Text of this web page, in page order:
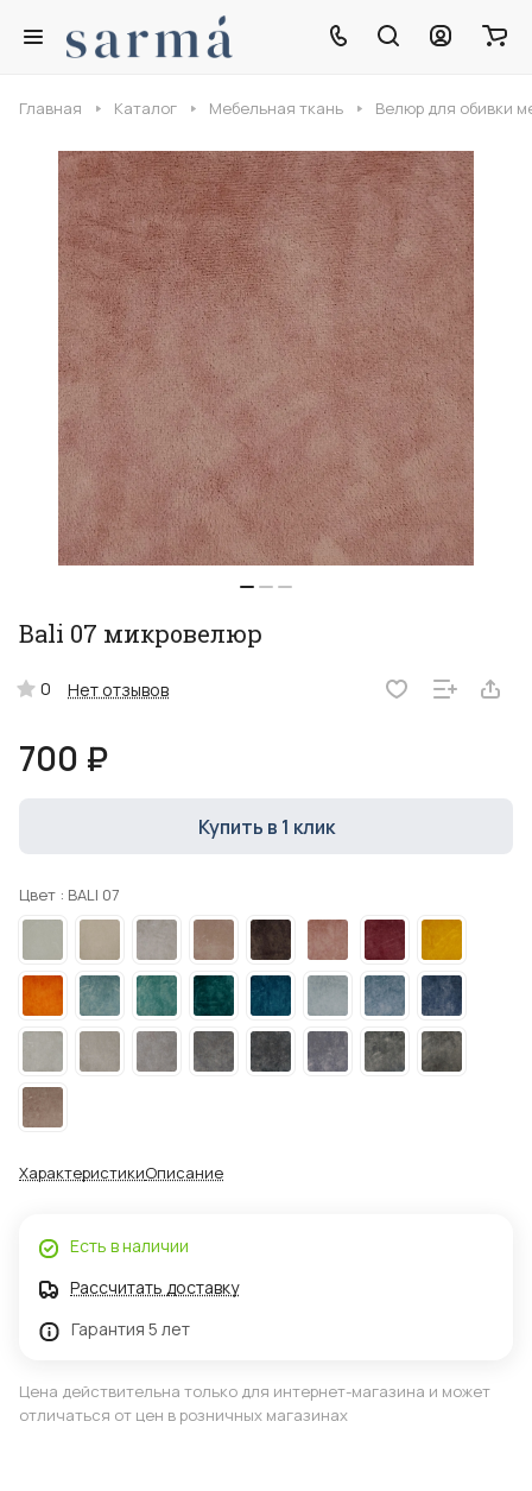
Главная Каталог Мебельная ткань Велюр для обивки
Bali 07 микровелюр
0 Нет отзывов
700 ₽
Купить в 1 клик
Цвет : BALI 07
ХарактеристикиОписание
Есть в наличии
Рассчитать доставку
Гарантия 5 лет
Цена действительна только для интернет-магазина и может
отличаться от цен в розничных магазинах